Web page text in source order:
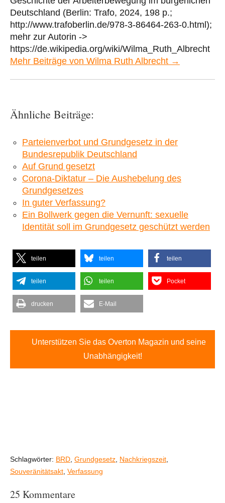
Deutschland (Berlin: Trafo, 2024, 198 p.;
http://www.trafoberlin.de/978-3-86464-263-0.html);
mehr zur Autorin ->
https://de.wikipedia.org/wiki/Wilma_Ruth_Albrecht
Mehr Beiträge von Wilma Ruth Albrecht →
Ähnliche Beiträge:
Parteienverbot und Grundgesetz in der
Bundesrepublik Deutschland
Auf Grund gesetzt
Corona-Diktatur – Die Aushebelung des
Grundgesetzes
In guter Verfassung?
Ein Bollwerk gegen die Vernunft: sexuelle
Identität soll im Grundgesetz geschützt werden
teilen teilen teilen
teilen teilen Pocket
drucken E-Mail
Unterstützen Sie das Overton Magazin und seine
Unabhängigkeit!
Schlagwörter: BRD Grundgesetz Nachkriegszeit
Souveränitätsakt Verfassung
25 Kommentare